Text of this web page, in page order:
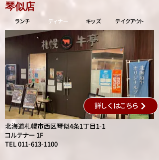
琴似店
ランチ ​ディナー キッズ テイクアウト
詳しくはこちら
北海道札幌市西区琴似4条1丁目1-1
コルテナー 1F
TEL 011-613-1100